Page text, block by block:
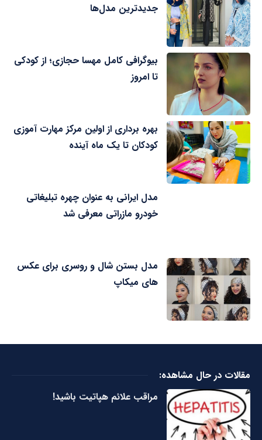
جدیدترین مدل‌ها
بیوگرافی کامل مهسا حجازی؛ از کودکی
تا امروز
بهره برداری از اولین مرکز مهارت آموزی
کودکان تا یک ماه آینده
مدل ایرانی به عنوان چهره تبلیغاتی
خودرو مازراتی معرفی شد
مدل بستن شال و روسری برای عکس
های میکاپ
مقالات در حال مشاهده:
مراقب علائم هپاتیت باشید!